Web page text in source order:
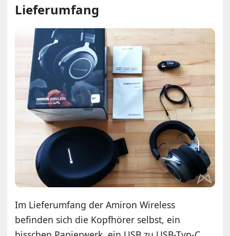
Lieferumfang
Im Lieferumfang der Amiron Wireless
befinden sich die Kopfhörer selbst, ein